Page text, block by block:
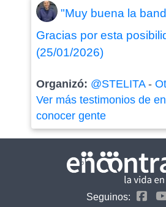
"Muy buena la
Gracias por esta
(25/01/2026)
Organizó: @STELITA-
Ver más testimonios de
conocer gente
Seguinos: